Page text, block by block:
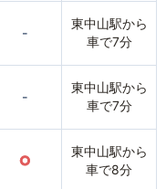
-
東中山駅から
車で7分
-
東中山駅から
車で7分
○
東中山駅から
車で8分